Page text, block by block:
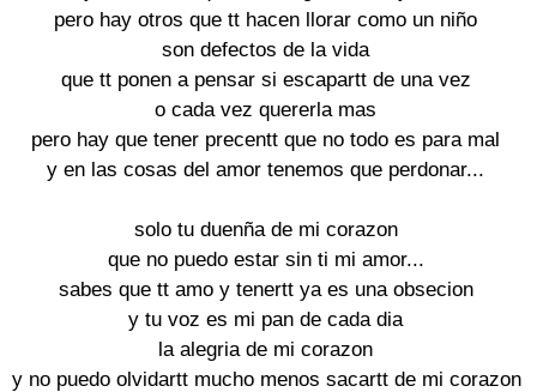
pero hay otros que tt hacen llorar como un niño
son defectos de la vida
que tt ponen a pensar si escapartt de una vez
o cada vez quererla mas
pero hay que tener precentt que no todo es para mal
y en las cosas del amor tenemos que perdonar...
solo tu duenña de mi corazon
que no puedo estar sin ti mi amor...
sabes que tt amo y tenertt ya es una obsecion
y tu voz es mi pan de cada dia
la alegria de mi corazon
y no puedo olvidartt mucho menos sacartt de mi corazon